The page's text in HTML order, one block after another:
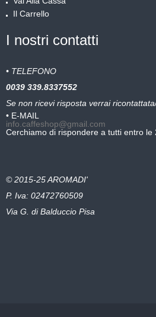
Il Carrello
I nostri contatti
• TELEFONO
0039 339.8337552
Se non ricevi risposta verrai
• E-MAIL
info.caffeshop@gmail.com
Cerchiamo di rispondere a tutti entro le
© 2015-25 AROMADI'
P. Iva: 02472760509
Via G. di Balduccio Pisa